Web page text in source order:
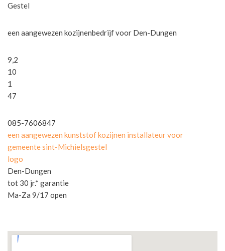
Gestel
een aangewezen kozijnenbedrijf voor Den-Dungen
9,2
10
1
47
085-7606847
een aangewezen kunststof kozijnen installateur voor
gemeente sint-Michielsgestel
logo
Den-Dungen
tot 30 jr.* garantie
Ma-Za 9/17 open